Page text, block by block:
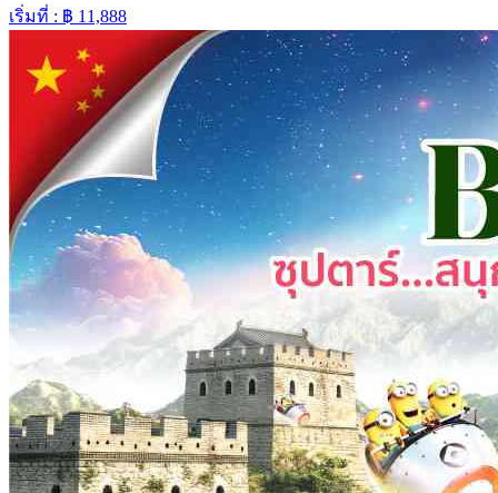
เริ่มที่ : ฿ 11,888